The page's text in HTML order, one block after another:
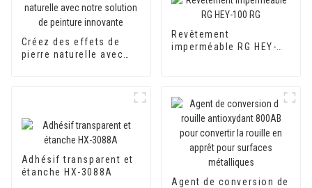
Créez des effets de
pierre naturelle avec
Revêtement
imperméable RG HEY-
Adhésif transparent et
étanche HX-3088A
Agent de conversion de